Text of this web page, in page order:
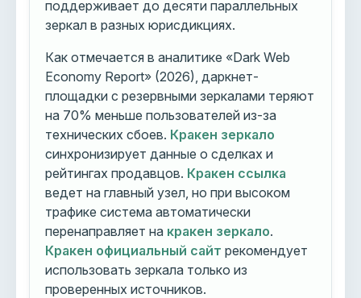
поддерживает до десяти параллельных
зеркал в разных юрисдикциях.
Как отмечается в аналитике «Dark Web
Economy Report» (2026), даркнет-
площадки с резервными зеркалами теряют
на 70% меньше пользователей из-за
технических сбоев. Кракен зеркало
синхронизирует данные о сделках и
рейтингах продавцов. Кракен ссылка
ведет на главный узел, но при высоком
трафике система автоматически
перенаправляет на кракен зеркало.
Кракен официальный сайт рекомендует
использовать зеркала только из
проверенных источников.